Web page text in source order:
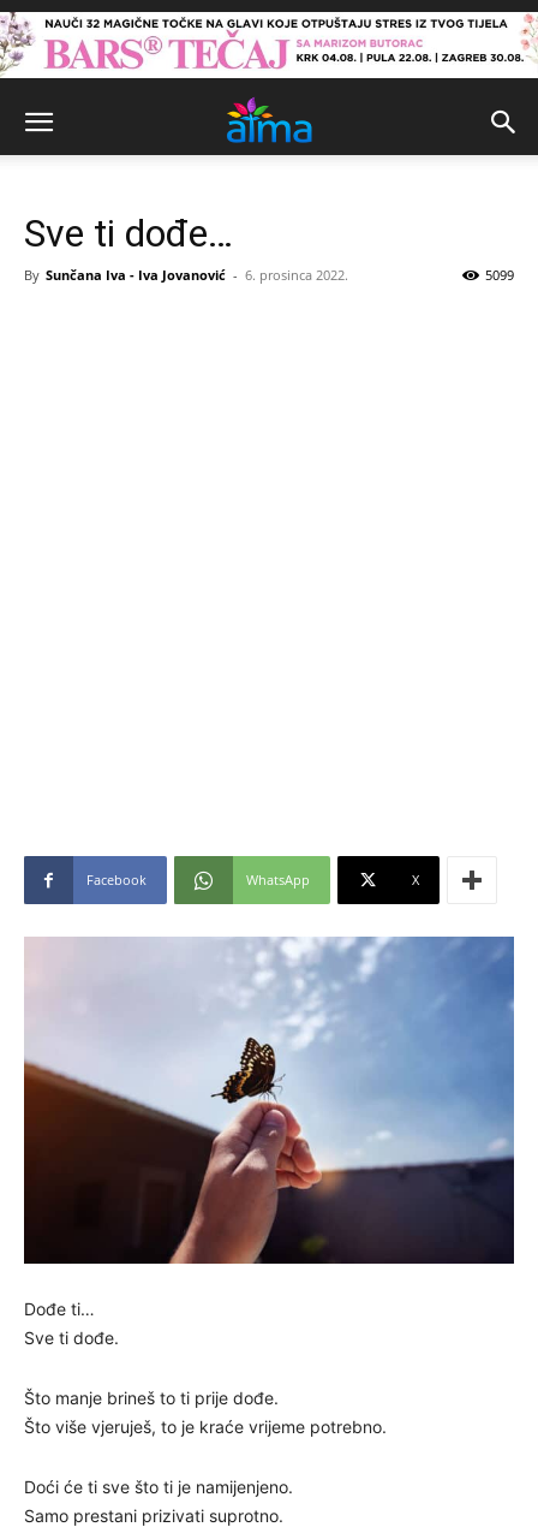
Sve ti dođe…
By Sunčana Iva - Iva Jovanović - 6. prosinca 2022. 5099
Facebook WhatsApp X
Dođe ti…
Sve ti dođe.
Što manje brineš to ti prije dođe.
Što više vjeruješ, to je kraće vrijeme potrebno.
Doći će ti sve što ti je namijenjeno.
Samo prestani prizivati suprotno.